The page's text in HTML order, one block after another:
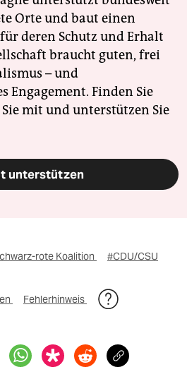
Orte und baut einen
deren Schutz und Erhalt
braucht guten, frei
– und
Engagement. Finden Sie
mit und unterstützen Sie
unterstützen
rote Koalition #CDU/CSU
Fehlerhinweis